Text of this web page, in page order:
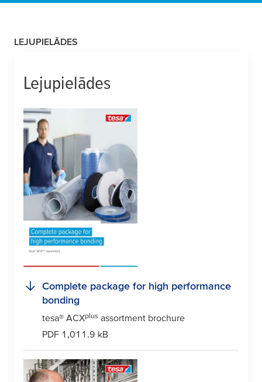
LEJUPIELĀDES
Lejupielādes
Complete package for high performance
bonding
tesa® ACXplus assortment brochure
PDF 1,011.9 kB